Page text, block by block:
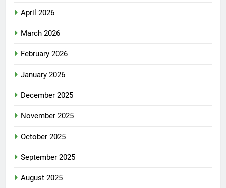
April 2026
March 2026
February 2026
January 2026
December 2025
November 2025
October 2025
September 2025
August 2025